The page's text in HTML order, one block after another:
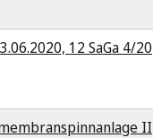
12 SaGa 4/20
II